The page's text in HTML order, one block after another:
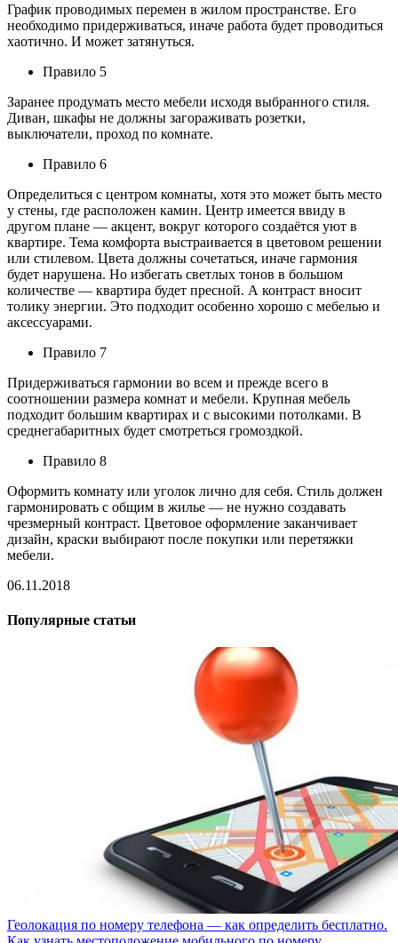
График проводимых перемен в жилом пространстве. Его
необходимо придерживаться, иначе работа будет проводиться
хаотично. И может затянуться.
Правило 5
Заранее продумать место мебели исходя выбранного стиля.
Диван, шкафы не должны загораживать розетки,
выключатели, проход по комнате.
Правило 6
Определиться с центром комнаты, хотя это может быть место
у стены, где расположен камин. Центр имеется ввиду в
другом плане — акцент, вокруг которого создаётся уют в
квартире. Тема комфорта выстраивается в цветовом решении
или стилевом. Цвета должны сочетаться, иначе гармония
будет нарушена. Но избегать светлых тонов в большом
количестве — квартира будет пресной. А контраст вносит
толику энергии. Это подходит особенно хорошо с мебелью и
аксессуарами.
Правило 7
Придерживаться гармонии во всем и прежде всего в
соотношении размера комнат и мебели. Крупная мебель
подходит большим квартирах и с высокими потолками. В
среднегабаритных будет смотреться громоздкой.
Правило 8
Оформить комнату или уголок лично для себя. Стиль должен
гармонировать с общим в жилье — не нужно создавать
чрезмерный контраст. Цветовое оформление заканчивает
дизайн, краски выбирают после покупки или перетяжки
мебели.
06.11.2018
Популярные статьи
Геолокация по номеру телефона — как определить бесплатно.